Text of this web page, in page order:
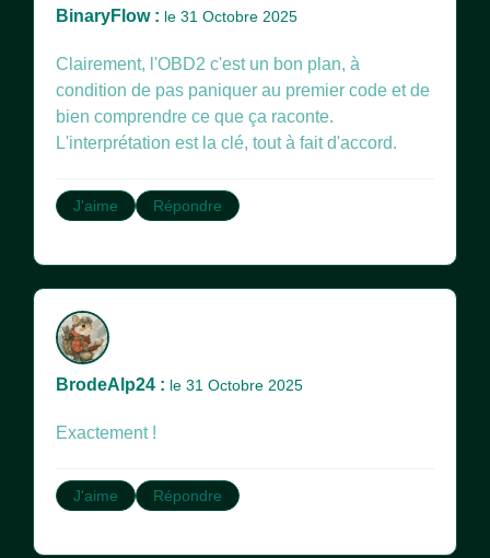
BinaryFlow : le 31 Octobre 2025
Clairement, l'OBD2 c'est un bon plan, à
condition de pas paniquer au premier code et de
bien comprendre ce que ça raconte.
L'interprétation est la clé, tout à fait d'accord.
J'aime Répondre
BrodeAlp24 : le 31 Octobre 2025
Exactement !
J'aime Répondre